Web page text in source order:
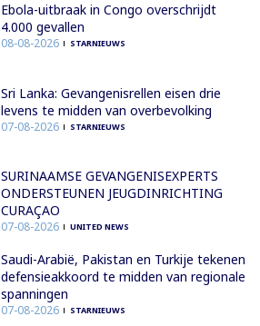
Ebola-uitbraak in Congo overschrijdt
4.000 gevallen
08-08-2026 STARNIEUWS
Sri Lanka: Gevangenisrellen eisen drie
levens te midden van overbevolking
07-08-2026 STARNIEUWS
SURINAAMSE GEVANGENISEXPERTS
ONDERSTEUNEN JEUGDINRICHTING
CURAÇAO
07-08-2026 UNITED NEWS
Saudi-Arabië, Pakistan en Turkije tekenen
defensieakkoord te midden van regionale
spanningen
07-08-2026 STARNIEUWS